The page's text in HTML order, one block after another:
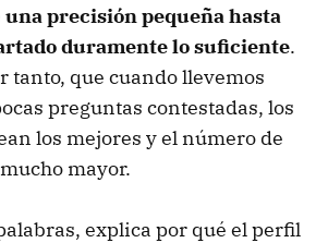
una precisión pequeña hasta
duramente lo suficiente.
tanto, que cuando llevemos
preguntas contestadas, los
los mejores y el número de
mayor.
explica por qué el perfil